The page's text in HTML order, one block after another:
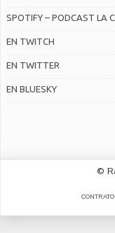
SPOTIFY – PODCAST LA
EN TWITCH
EN TWITTER
EN BLUESKY
©